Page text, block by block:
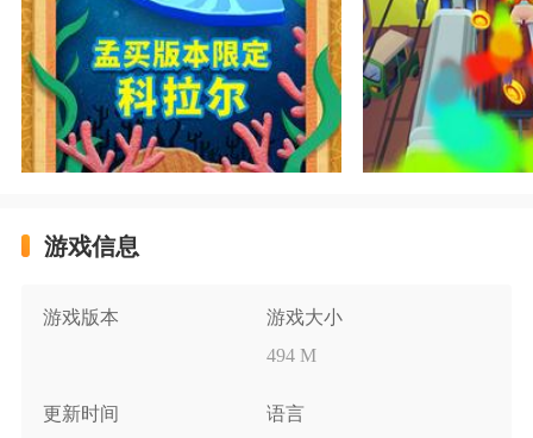
游戏信息
游戏版本
游戏大小
494 M
更新时间
语言